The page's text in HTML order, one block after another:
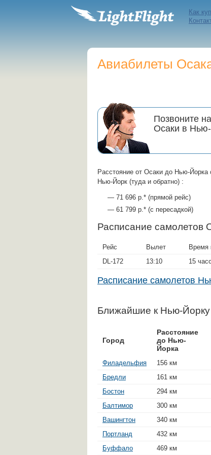
Как
Авиабилеты
Позвоните
Осаки в
Расстояние от Осаки до Нью-Йорка
Нью-Йорк (туда и обратно) :
— 71 696 р.* (прямой рейс)
— 61 799 р.* (с пересадкой)
Расписание
Рейс Вылет Время
DL-172
13:10 15
Расписание самолетов
Ближайшие к Нью-
Город
Расстояние
до Нью-
Йорка
Филадельфия 156 км
Бредли
161 км
Бостон
294 км
Балтимор
300 км
Вашингтон
340 км
Портланд
432 км
Буффало
469 км